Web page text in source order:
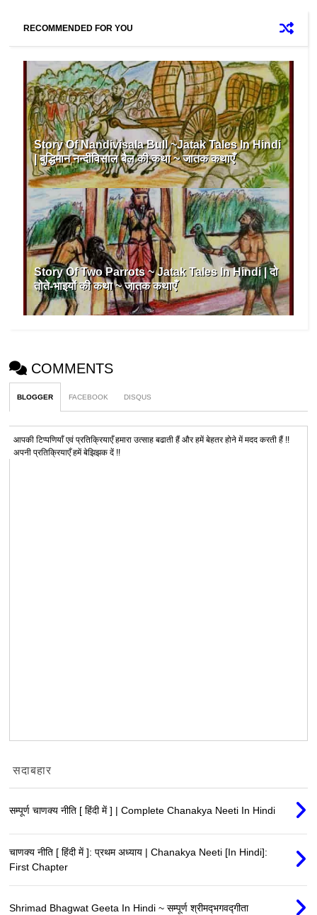
RECOMMENDED FOR YOU
Story Of Nandivisala Bull ~Jatak Tales In Hindi
| बुद्धिमान नन्दीविसाल बैल की कथा ~ जातक कथाएँ
Story Of Two Parrots ~ Jatak Tales In Hindi | दो
तोते-भाइयों की कथा ~ जातक कथाएँ
COMMENTS
BLOGGER FACEBOOK DISQUS
आपकी टिप्पणियाँ एवं प्रतिक्रियाएँ हमारा उत्साह बढाती हैं और हमें बेहतर होने में मदद करती हैं !!
अपनी प्रतिक्रियाएँ हमें बेझिझक दें !!
सदाबहार
सम्पूर्ण चाणक्य नीति [ हिंदी में ] | Complete Chanakya Neeti In Hindi
चाणक्य नीति [ हिंदी में ]: प्रथम अध्याय | Chanakya Neeti [In Hindi]:
First Chapter
Shrimad Bhagwat Geeta In Hindi ~ सम्पूर्ण श्रीमद्‍भगवद्‍गीता